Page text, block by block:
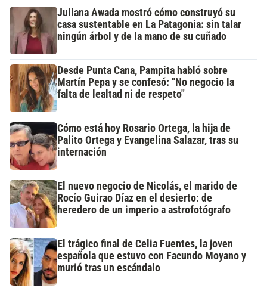
Juliana Awada mostró cómo construyó su
casa sustentable en La Patagonia: sin talar
ningún árbol y de la mano de su cuñado
Desde Punta Cana, Pampita habló sobre
Martín Pepa y se confesó: "No negocio la
falta de lealtad ni de respeto"
Cómo está hoy Rosario Ortega, la hija de
Palito Ortega y Evangelina Salazar, tras su
internación
El nuevo negocio de Nicolás, el marido de
Rocío Guirao Díaz en el desierto: de
heredero de un imperio a astrofotógrafo
El trágico final de Celia Fuentes, la joven
española que estuvo con Facundo Moyano y
murió tras un escándalo